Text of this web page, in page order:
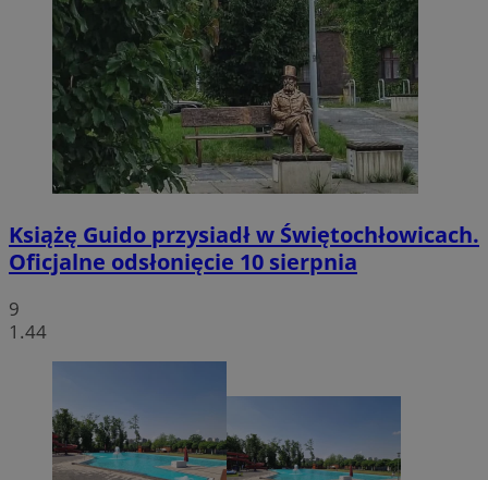
Książę Guido przysiadł w Świętochłowicach.
Oficjalne odsłonięcie 10 sierpnia
9
1.44